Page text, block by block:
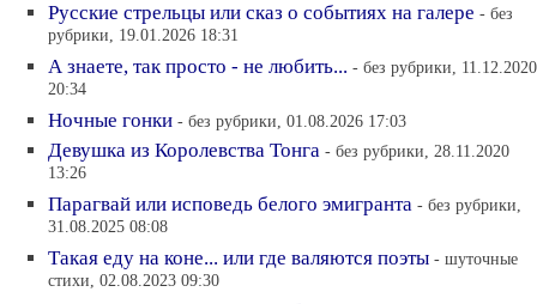
Русские стрельцы или сказ о событиях на галере - без
рубрики, 19.01.2026 18:31
А знаете, так просто - не любить... - без рубрики, 11.12.2020
20:34
Ночные гонки - без рубрики, 01.08.2026 17:03
Девушка из Королевства Тонга - без рубрики, 28.11.2020
13:26
Парагвай или исповедь белого эмигранта - без рубрики,
31.08.2025 08:08
Такая еду на коне... или где валяются поэты - шуточные
стихи, 02.08.2023 09:30